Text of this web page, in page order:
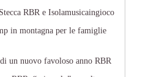
RBR e Isolamusicaingioco
in montagna per le famiglie
un nuovo favoloso anno RBR